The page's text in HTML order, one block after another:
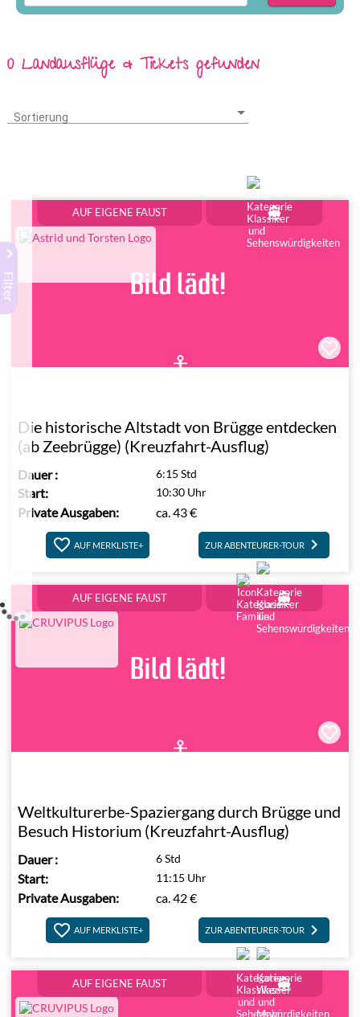
0 Landausflüge & Tickets gefunden
Sortierung
Sortierung
keyboard_arrow_right
Filter
Die historische Altstadt von Brügge entdecken
(ab Zeebrügge) (Kreuzfahrt-Ausflug)
Dauer:
Start:
Private Ausgaben:
6:15 Std
10:30 Uhr
ca.43 €
AUF MERKLISTE+ ZUR ABENTEURER-TOURkeyboard_arrow_right
AUF EIGENE FAUST directions_boat
Weltkulturerbe-Spaziergang durch Brügge und
Besuch Historium (Kreuzfahrt-Ausflug)
Dauer:
Start:
Private Ausgaben:
6 Std
11:15 Uhr
ca.42 €
AUF MERKLISTE+ ZUR ABENTEURER-TOURkeyboard_arrow_right
AUF EIGENE FAUST directions_boat
AUF EIGENE FAUST directions_boat